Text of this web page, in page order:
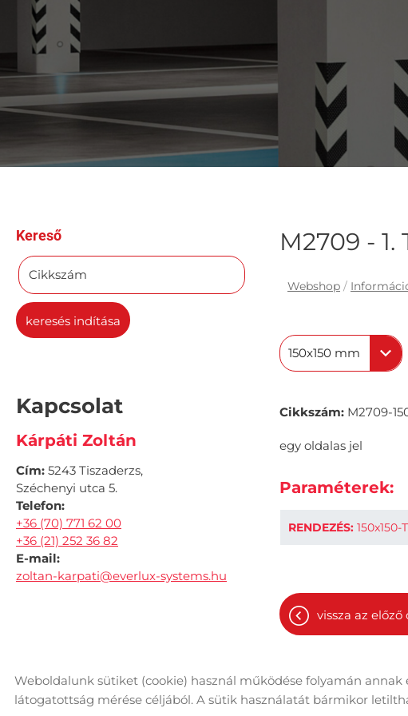
Kereső
Cikkszám
keresés indítása
Kapcsolat
Kárpáti Zoltán
Cím: 5243 Tiszaderzs,
Széchenyi utca 5.
Telefon:
+36 (70) 771 62 00
+36 (21) 252 36 82
E-mail:
zoltan-karpati@everlux-systems.hu
M2709 - 1.
Webshop /
150x150 mm
Cikkszám: M2709-
egy oldalas jel
Paraméterek:
RENDEZÉS: 150x150-
vissza az előző
© 2026 - Minden jog fenntartva Oldal
Weboldalunk sütiket (cookie) használ működése folyamán
látogatottság mérése céljából. A sütik használatát bármikor